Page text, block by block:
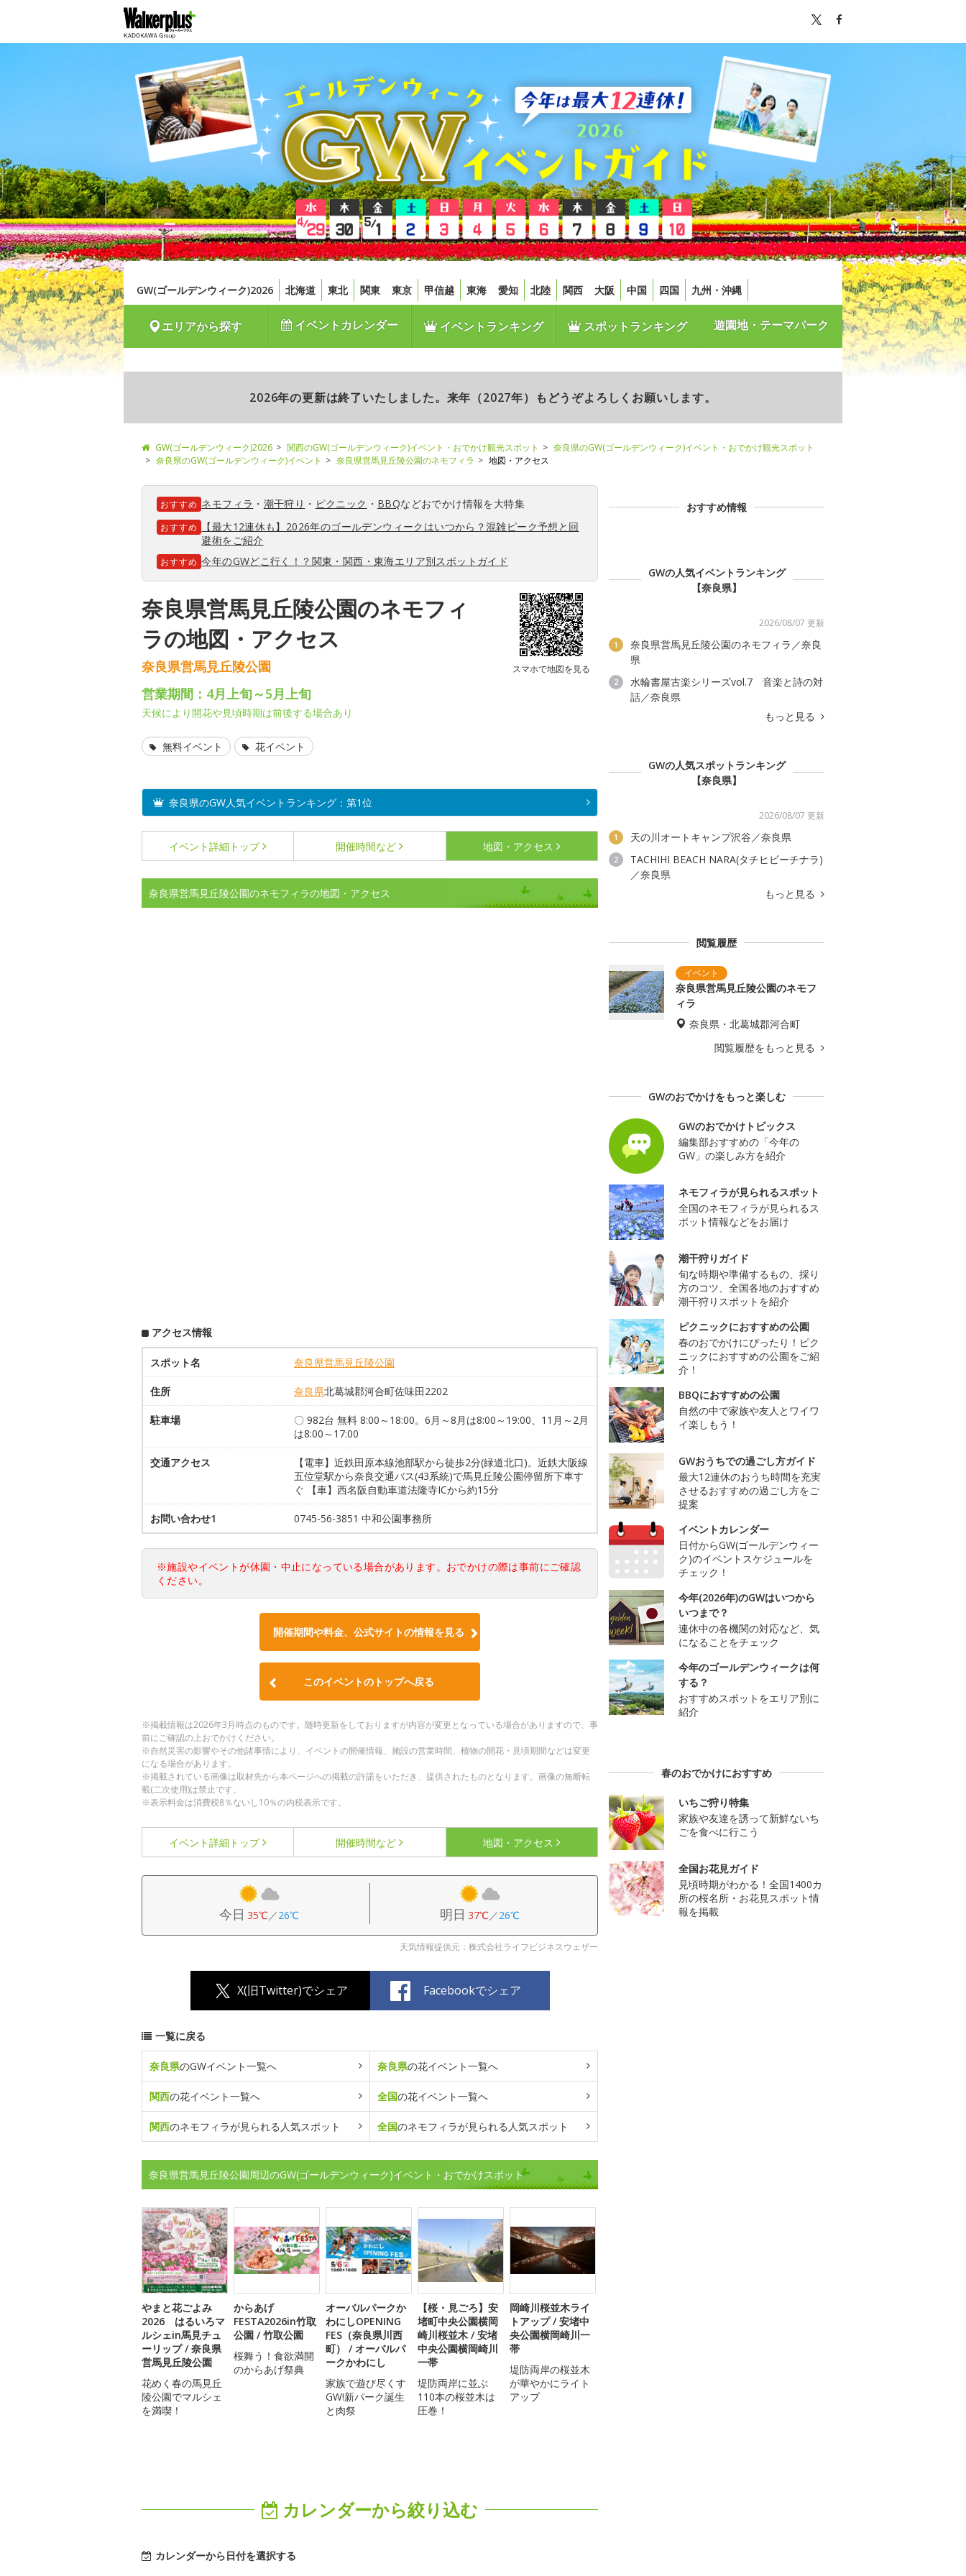
GW(ゴールデンウィーク)2026 北海道 東北 関東 東京 甲信越 東海 愛知 北陸 関西 大阪 中国 四国 九州・沖縄
エリアから探す イベントカレンダー イベントランキング スポットランキング 遊園地・テーマパーク
2026年の更新は終了いたしました。来年（2027年）もどうぞよろしくお願いします。
GW(ゴールデンウィーク)2026 関西のGW(ゴールデンウィーク)イベント・おでかけ観光スポット
奈良県のGW(ゴールデンウィーク)イベント・おでかけ観光スポット
奈良県のGW(ゴールデンウィーク)イベント
奈良県営馬見丘陵公園のネモフィラ 地図・アクセス
おすすめ ネモフィラ ・ 潮干狩り ・ ピクニック ・ BBQなどおでかけ情報を大特集
おすすめ
【最大12連休も】2026年のゴールデンウィークはいつから？混雑ピーク予想と回
避術をご紹介
おすすめ 今年のGWどこ行く！？関東・関西・東海エリア別スポットガイド
奈良県営馬見丘陵公園のネモフィ
ラの地図・アクセス
奈良県営馬見丘陵公園 スマホで地図を見る
営業期間：4月上旬～5月上旬
天候により開花や見頃時期は前後する場合あり
無料イベント 花イベント
奈良県のGW人気イベントランキング：第1位
イベント詳細 トップ 開催時間など 地図・アクセス
奈良県営馬見丘陵公園のネモフィラの地図・アクセス
アクセス情報
スポット名 奈良県営馬見丘陵公園
住所 奈良県北葛城郡河合町佐味田2202
駐車場
〇 982台 無料 8:00～18:00。6月～8月は8:00～19:00、11月～2月
は8:00～17:00
交通アクセス
【電車】近鉄田原本線池部駅から徒歩2分(緑道北口)。近鉄大阪線
五位堂駅から奈良交通バス(43系統)で馬見丘陵公園停留所下車す
ぐ 【車】西名阪自動車道法隆寺ICから約15分
お問い合わせ1 0745-56-3851 中和公園事務所
※施設やイベントが休園・中止になっている場合があります。おでかけの際は事前にご確認
ください。
開催期間や料金、公式サイトの情報を見る
このイベントのトップへ戻る
※掲載情報は2026年3月時点のものです。随時更新をしておりますが内容が変更となっている場合がありますので、事
前にご確認の上おでかけください。
※自然災害の影響やその他諸事情により、イベントの開催情報、施設の営業時間、植物の開花・見頃期間などは変更
になる場合があります。
※掲載されている画像は取材先から本ページへの掲載の許諾をいただき、提供されたものとなります。画像の無断転
載(二次使用)は禁止です。
※表示料金は消費税8％ないし10％の内税表示です。
イベント詳細 トップ 開催時間など 地図・アクセス
今日 35℃／26℃ 明日 37℃／26℃
天気情報提供元：株式会社ライフビジネスウェザー
X(旧Twitter)でシェア Facebookでシェア
一覧に戻る
奈良県のGWイベント一覧へ 奈良県の花イベント一覧へ
関西の花イベント一覧へ 全国の花イベント一覧へ
関西のネモフィラが見られる人気スポット 全国のネモフィラが見られる人気スポット
奈良県営馬見丘陵公園周辺のGW(ゴールデンウィーク)イベント・おでかけスポット
やまと花ごよみ
2026 はるいろマ
ルシェin馬見チュ
ーリップ / 奈良県
営馬見丘陵公園
花めく春の馬見丘
陵公園でマルシェ
を満喫！
からあげ
FESTA2026in竹取
公園 / 竹取公園
桜舞う！食欲満開
のからあげ祭典
オーバルパークか
わにしOPENING
FES（奈良県川西
町） / オーバルパ
ークかわにし
家族で遊び尽くす
GW!新パーク誕生
と肉祭
【桜・見ごろ】安
堵町中央公園横岡
崎川桜並木 / 安堵
中央公園横岡崎川
一帯
堤防両岸に並ぶ
110本の桜並木は
圧巻！
岡崎川桜並木ライ
トアップ / 安堵中
央公園横岡崎川一
帯
堤防両岸の桜並木
が華やかにライト
アップ
カレンダーから絞り込む
カレンダーから日付を選択する
おすすめ情報
GWの人気イベントランキング
【奈良県】
2026/08/07 更新
1
奈良県営馬見丘陵公園のネモフィラ／奈良
県
2
水輪書屋古楽シリーズvol.7 音楽と詩の対
話／奈良県
もっと見る
GWの人気スポットランキング
【奈良県】
2026/08/07 更新
1 天の川オートキャンプ沢谷／奈良県
2
TACHIHI BEACH NARA(タチヒビーチナラ)
／奈良県
もっと見る
閲覧履歴
奈良県営馬見丘陵公園のネモフ
ィラ
奈良県・北葛城郡河合町
閲覧履歴をもっと見る
GWのおでかけをもっと楽しむ
GWのおでかけトピックス
編集部おすすめの「今年の
GW」の楽しみ方を紹介
ネモフィラが見られるスポット
全国のネモフィラが見られるス
ポット情報などをお届け
潮干狩りガイド
旬な時期や準備するもの、採り
方のコツ、全国各地のおすすめ
潮干狩りスポットを紹介
ピクニックにおすすめの公園
春のおでかけにぴったり！ピク
ニックにおすすめの公園をご紹
介！
BBQにおすすめの公園
自然の中で家族や友人とワイワ
イ楽しもう！
GWおうちでの過ごし方ガイド
最大12連休のおうち時間を充実
させるおすすめの過ごし方をご
提案
イベントカレンダー
日付からGW(ゴールデンウィー
ク)のイベントスケジュールを
チェック！
今年(2026年)のGWはいつから
いつまで？
連休中の各機関の対応など、気
になることをチェック
今年のゴールデンウィークは何
する？
おすすめスポットをエリア別に
紹介
春のおでかけにおすすめ
いちご狩り特集
家族や友達を誘って新鮮ないち
ごを食べに行こう
全国お花見ガイド
見頃時期がわかる！全国1400カ
所の桜名所・お花見スポット情
報を掲載